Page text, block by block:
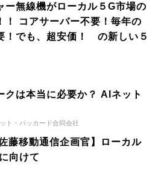
ー無線機がローカル５G市場の
！ コアサーバー不要！毎年の
！でも、超安価！ の新しい５
クは本当に必要か？ AIネット
ト・パッカード合同会社
藤移動通信企画官】ローカル
向けて